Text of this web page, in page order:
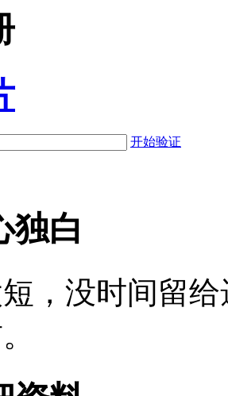
开始验证
独白
，没时间留